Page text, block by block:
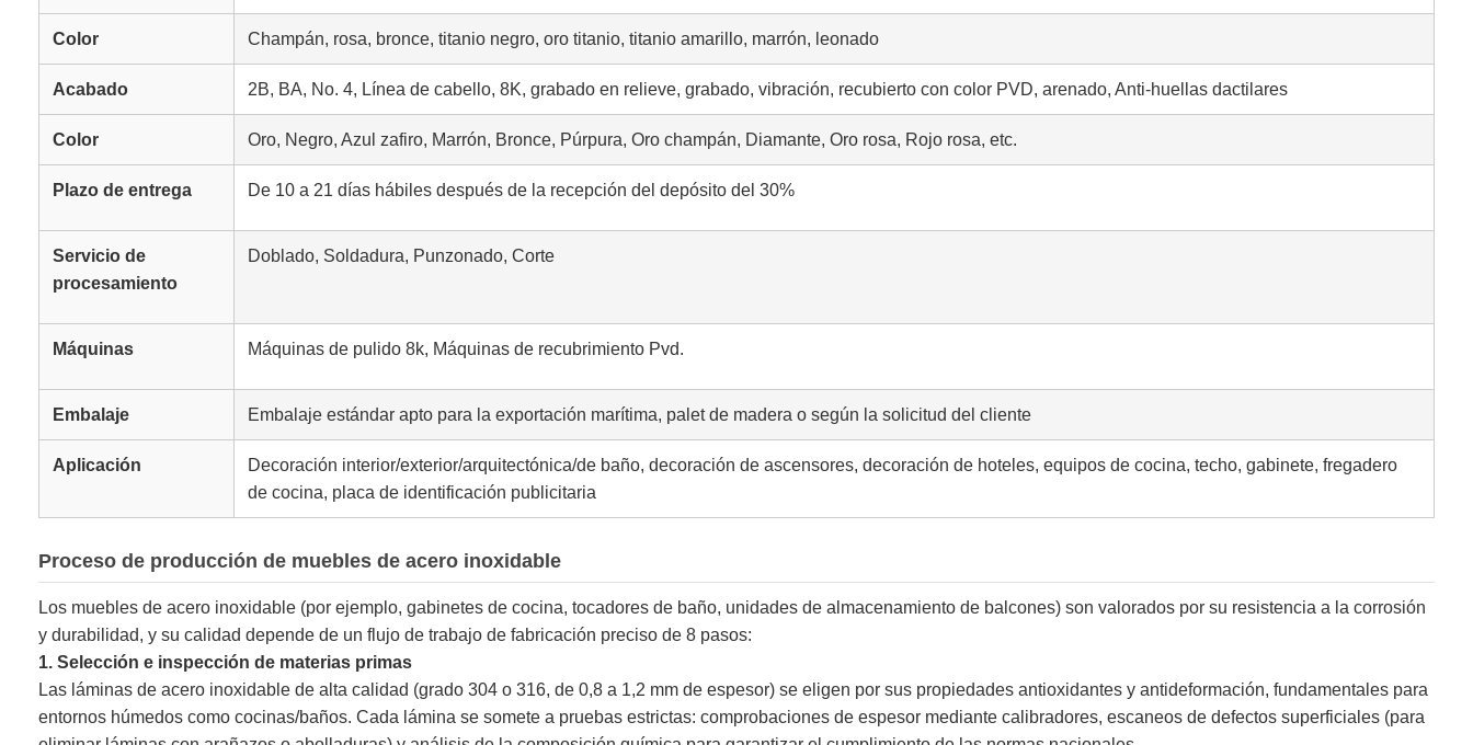
Color Champán, rosa, bronce, titanio negro, oro titanio, titanio amarillo, marrón, leonado
Acabado 2B, BA, No. 4, Línea de cabello, 8K, grabado en relieve, grabado, vibración, recubierto con color PVD, arenado, Anti-huellas dactilares
Color Oro, Negro, Azul zafiro, Marrón, Bronce, Púrpura, Oro champán, Diamante, Oro rosa, Rojo rosa, etc.
Plazo de entrega De 10 a 21 días hábiles después de la recepción del depósito del 30%
Servicio de
procesamiento
Doblado, Soldadura, Punzonado, Corte
Máquinas Máquinas de pulido 8k, Máquinas de recubrimiento Pvd.
Embalaje Embalaje estándar apto para la exportación marítima, palet de madera o según la solicitud del cliente
Aplicación
Decoración interior/exterior/arquitectónica/de baño, decoración de ascensores, decoración de hoteles, equipos de cocina, techo, gabinete, fregadero
de cocina, placa de identificación publicitaria
Proceso de producción de muebles de acero inoxidable
Los muebles de acero inoxidable (por ejemplo, gabinetes de cocina, tocadores de baño, unidades de almacenamiento de balcones) son valorados por su resistencia a la corrosión
y durabilidad, y su calidad depende de un flujo de trabajo de fabricación preciso de 8 pasos:
1. Selección e inspección de materias primas
Las láminas de acero inoxidable de alta calidad (grado 304 o 316, de 0,8 a 1,2 mm de espesor) se eligen por sus propiedades antioxidantes y antideformación, fundamentales para
entornos húmedos como cocinas/baños. Cada lámina se somete a pruebas estrictas: comprobaciones de espesor mediante calibradores, escaneos de defectos superficiales (para